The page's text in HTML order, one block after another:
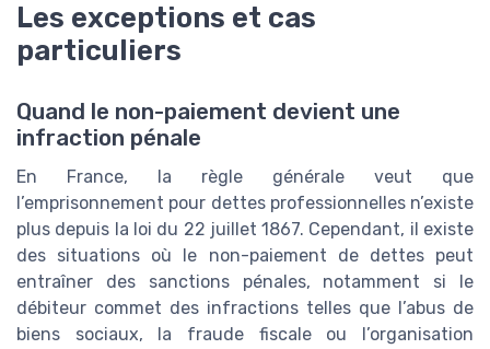
Les exceptions et cas
particuliers
Quand le non-paiement devient une
infraction pénale
En France, la règle générale veut que
l’emprisonnement pour dettes professionnelles n’existe
plus depuis la loi du 22 juillet 1867. Cependant, il existe
des situations où le non-paiement de dettes peut
entraîner des sanctions pénales, notamment si le
débiteur commet des infractions telles que l’abus de
biens sociaux, la fraude fiscale ou l’organisation